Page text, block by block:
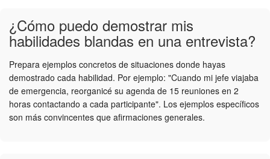
¿Cómo puedo demostrar mis
habilidades blandas en una entrevista?
Prepara ejemplos concretos de situaciones donde hayas
demostrado cada habilidad. Por ejemplo: "Cuando mi jefe viajaba
de emergencia, reorganicé su agenda de 15 reuniones en 2
horas contactando a cada participante". Los ejemplos específicos
son más convincentes que afirmaciones generales.